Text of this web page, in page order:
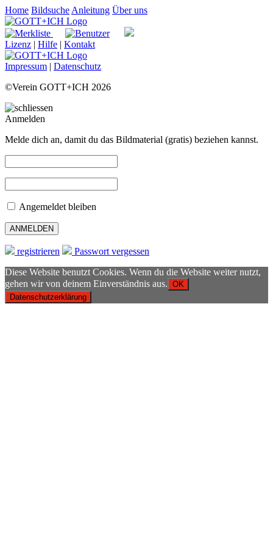
Home Bildsuche Anleitung Über uns
Lizenz | Hilfe | Kontakt
Impressum | Datenschutz
©Verein GOTT+ICH 2026
Anmelden
Melde dich an, damit du das Bildmaterial (gratis) beziehen kannst.
Angemeldet bleiben
registrieren
Passwort vergessen
Diese Website benutzt Cookies. Wenn du die Website weiter nutzt,
gehen wir von deinem Einverständnis aus. OK
Datenschutzerklärung